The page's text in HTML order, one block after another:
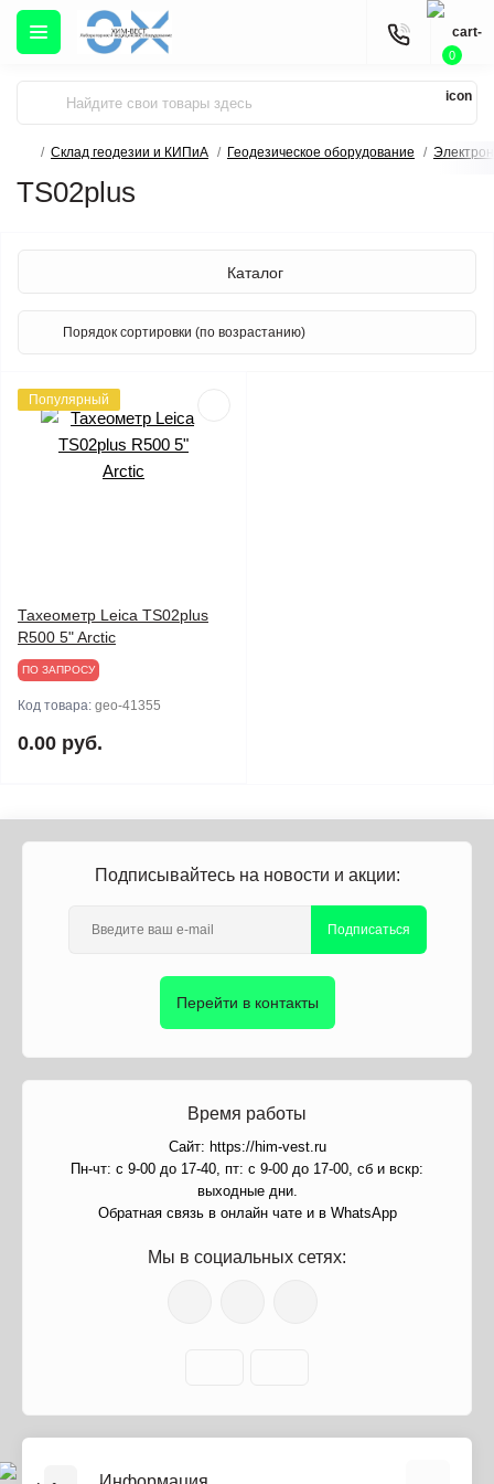
0
Склад геодезии и КИПиА Геодезическое оборудование
TS02plus
Каталог
Популярный
Тахеометр Leica TS02plus
R500 5" Arctic
ПО ЗАПРОСУ
Код товара: geo-41355
0.00 руб.
Подписывайтесь на новости и акции:
Подписаться
Перейти в контакты
Время работы
Сайт: https://him-vest.ru
Пн-чт: с 9-00 до 17-40, пт: с 9-00 до 17-00, сб и вскр:
выходные дни.
Обратная связь в онлайн чате и в WhatsApp
Мы в социальных сетях: